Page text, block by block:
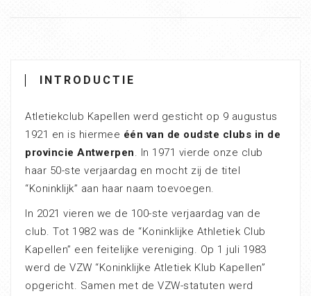
INTRODUCTIE
Atletiekclub Kapellen werd gesticht op 9 augustus
1921 en is hiermee één van de oudste clubs in de
provincie Antwerpen. In 1971 vierde onze club
haar 50-ste verjaardag en mocht zij de titel
“Koninklijk” aan haar naam toevoegen.
In 2021 vieren we de 100-ste verjaardag van de
club. Tot 1982 was de “Koninklijke Athletiek Club
Kapellen” een feitelijke vereniging. Op 1 juli 1983
werd de VZW “Koninklijke Atletiek Klub Kapellen”
opgericht. Samen met de VZW-statuten werd